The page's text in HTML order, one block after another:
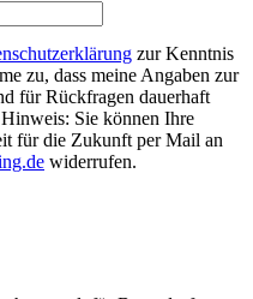
zur Kenntnis
zu, dass meine Angaben zur
für Rückfragen dauerhaft
Sie können Ihre
für die Zukunft per Mail an
widerrufen.